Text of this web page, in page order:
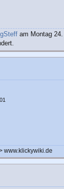
am Montag
www.klickywiki.de